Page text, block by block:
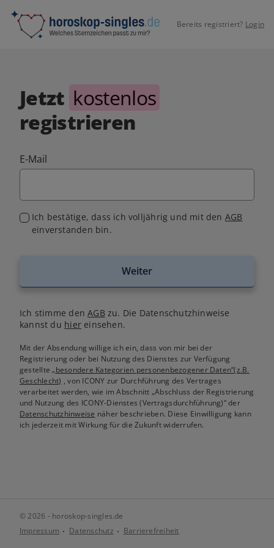
Bereits registriert? Login
Jetzt kostenlos
registrieren
E-Mail
Ich bestätige, dass ich volljährig und mit den AGB
einverstanden bin.
Weiter
Ich stimme denAGB zu. Die Datenschutzhinweise
kannst du hiereinsehen.
Mit der Absendung willige ich ein, dass von mir bei der
Registrierung oder bei Nutzung des Dienstes zur Verfügung
gestellte„besondere Kategorien personenbezogener Daten“(z.B.
Geschlecht) , von ICONY zur Durchführung des Vertrages
verarbeitet werden, wie im Abschnitt „Abschluss der Registrierung
und Nutzung des ICONY-Dienstes (Vertragsdurchführung)“ der
Datenschutzhinweise näher beschrieben. Diese Einwilligung kann
ich jederzeit mit Wirkung für die Zukunft widerrufen.
© 2026 - horoskop-singles.de
Impressum
Datenschutz Barrierefreiheit